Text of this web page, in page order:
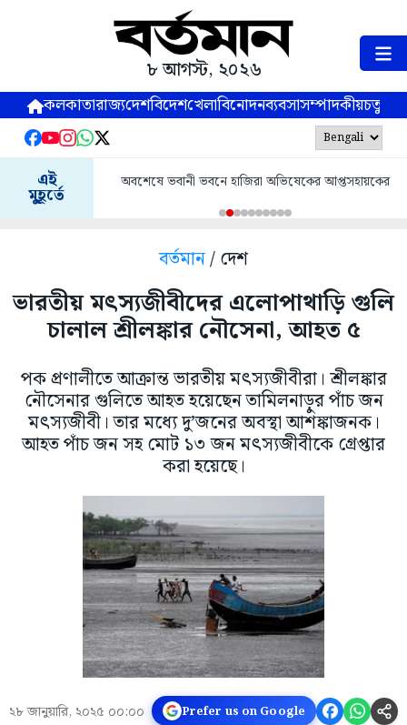
৮ আগস্ট, ২০২৬
কলকাতারাজ্যদেশবিদেশখেলাবিনোদনব্যবসাসম্পাদকীয়
এই
মুহূর্তে
অবশেষে ভবানী ভবনে হাজিরা অভিষেকের আপ্তসহায়কের
বর্তমান/ দেশ
ভারতীয় মৎস্যজীবীদের এলোপাথাড়ি গুলি
চালাল শ্রীলঙ্কার নৌসেনা, আহত ৫
পক প্রণালীতে আক্রান্ত ভারতীয় মৎস্যজীবীরা। শ্রীলঙ্কার
নৌসেনার গুলিতে আহত হয়েছেন তামিলনাড়ুর পাঁচ জন
মৎস্যজীবী। তার মধ্যে দু’জনের অবস্থা আশঙ্কাজনক।
আহত পাঁচ জন সহ মোট ১৩ জন মৎস্যজীবীকে গ্রেপ্তার
করা হয়েছে।
২৮ জানুয়ারি, ২০২৫ ০০:০০ Prefer us on Google